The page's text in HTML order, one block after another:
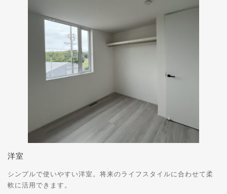
洋室
シンプルで使いやすい洋室。将来のライフスタイルに合わせて柔
軟に活用できます。